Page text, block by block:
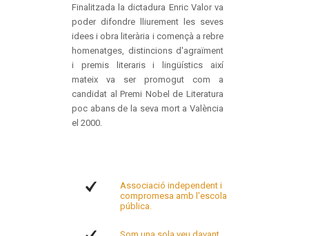
Finalitzada la dictadura Enric Valor va
poder difondre lliurement les seves
idees i obra literària i començà a rebre
homenatges, distincions d'agraïment
i premis literaris i lingüístics així
mateix va ser promogut com a
candidat al Premi Nobel de Literatura
poc abans de la seva mort a València
el 2000.
Associació independent i
compromesa amb l'escola
pública.